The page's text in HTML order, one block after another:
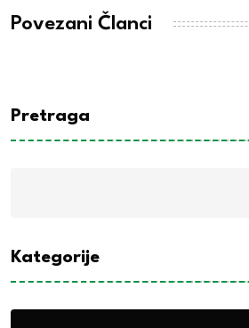
Povezani Članci
Pretraga
Kategorije